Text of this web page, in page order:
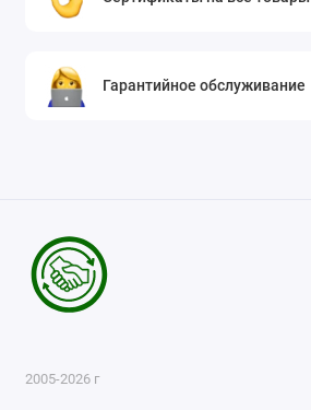
Гарантийное обслуживание
2005-2026 г